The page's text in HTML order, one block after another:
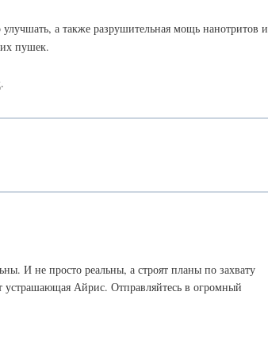
а также разрушительная мощь нанотритов и
пушек.
И не просто реальны, а строят планы по захвату
Айрис. Отправляйтесь в огромный